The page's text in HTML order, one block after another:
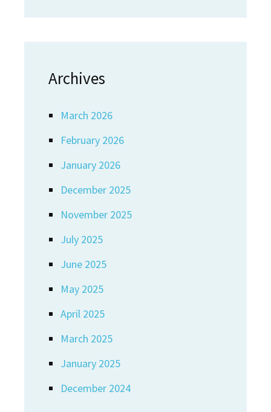
Archives
March 2026
February 2026
January 2026
December 2025
November 2025
July 2025
June 2025
May 2025
April 2025
March 2025
January 2025
December 2024